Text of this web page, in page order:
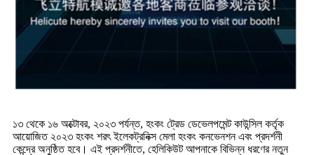
১৩ থেকে ১৬ অক্টোবর, ২০২৩ পর্যন্ত, হংকং ট্রেড ডেভেলপমেন্ট কাউন্সিল কর্তৃক
আয়োজিত ২০২৩ হংকং শরৎ ইলেকট্রনিক্স মেলা হংকং কনভেনশন এবং প্রদর্শনী
কেন্দ্রে অনুষ্ঠিত হবে। এই প্রদর্শনীতে, হেলিকিউট আপনাকে বিভিন্ন ধরণের নতুন